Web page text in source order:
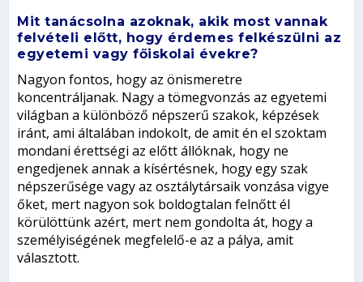
Mit tanácsolna azoknak, akik most vannak
felvételi előtt, hogy érdemes felkészülni az
egyetemi vagy főiskolai évekre?
Nagyon fontos, hogy az önismeretre
koncentráljanak. Nagy a tömegvonzás az egyetemi
világban a különböző népszerű szakok, képzések
iránt, ami általában indokolt, de amit én el szoktam
mondani érettségi az előtt állóknak, hogy ne
engedjenek annak a kísértésnek, hogy egy szak
népszerűsége vagy az osztálytársaik vonzása vigye
őket, mert nagyon sok boldogtalan felnőtt él
körülöttünk azért, mert nem gondolta át, hogy a
személyiségének megfelelő-e az a pálya, amit
választott.